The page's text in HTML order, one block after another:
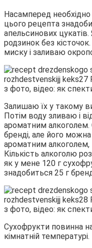
Насамперед
цього рецепта
апельсинових
родзинок без
миску і заливаю
Залишаю їх у такому
Потім воду зливаю і
ароматним алкоголем.
бренді, але його
ароматним
Кількість алкоголю
як у мене 120 г
знадобиться 25 г
Сухофрукти повинна
кімнатній температурі.